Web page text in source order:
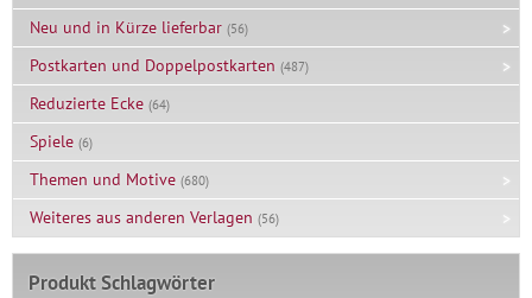
Neu und in Kürze lieferbar (56)
Postkarten und Doppelpostkarten (487)
Reduzierte Ecke (64)
Spiele (6)
Themen und Motive (680)
Weiteres aus anderen Verlagen (56)
Produkt Schlagwörter